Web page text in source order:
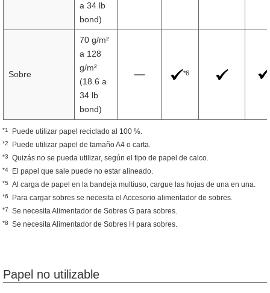
a 34 lb
bond)
Sobre
70 g/m²
a 128
g/m²
(18.6 a
34 lb
bond)
*6
*1 Puede utilizar papel reciclado al 100 %.
*2 Puede utilizar papel de tamaño A4 o carta.
*3 Quizás no se pueda utilizar, según el tipo de papel de calco.
*4 El papel que sale puede no estar alineado.
*5 Al carga de papel en la bandeja multiuso, cargue las hojas de una en una.
*6 Para cargar sobres se necesita el Accesorio alimentador de sobres.
*7 Se necesita Alimentador de Sobres G para sobres.
*8 Se necesita Alimentador de Sobres H para sobres.
Papel no utilizable